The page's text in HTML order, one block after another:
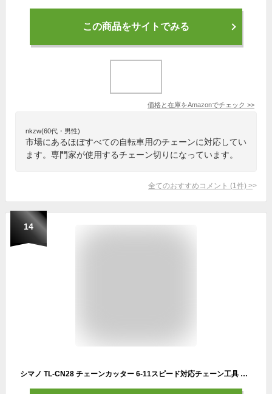
この商品をサイトでみる
価格と在庫をAmazonでチェック >>
nkzw(60代・男性)
市場にあるほぼすべての自転車用のチェーンに対応してい
ます。専門家が使用するチェーン切りになっています。
全てのおすすめコメント (1 件) >
14
シマノ TL-CN28 チェーンカッター 6-11スピード対応チェーン工具 Y13098500 自転車 工具 チェーン切り 6/7/8/9/10/11スピード CN-NX10 対応 シマノ純正 SHIMANO